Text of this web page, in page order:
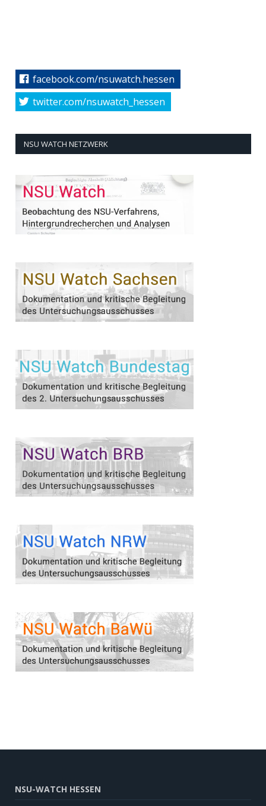
facebook.com/nsuwatch.hessen
twitter.com/nsuwatch_hessen
NSU WATCH NETZWERK
NSU-WATCH HESSEN